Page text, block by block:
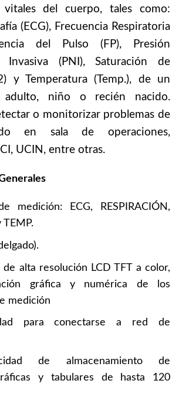
del cuerpo, tales como:
(ECG), Frecuencia Respiratoria
del Pulso (FP), Presión
Invasiva (PNI), Saturación de
y Temperatura (Temp.), de un
adulto, niño o recién nacido.
o monitorizar problemas de
en sala de operaciones,
UCIN, entre otras.
medición: ECG, RESPIRACIÓN,
TEMP.
de alta resolución LCD TFT a color,
gráfica y numérica de los
medición
para conectarse a red de
de almacenamiento de
y tabulares de hasta 120